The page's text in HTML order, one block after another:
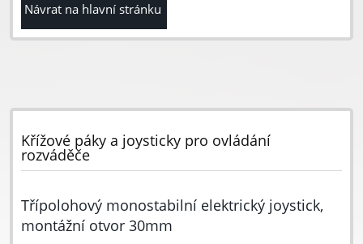
Návrat na hlavní stránku
Křížové páky a joysticky pro ovládání
rozváděče
Třípolohový monostabilní elektrický joystick,
montážní otvor 30mm